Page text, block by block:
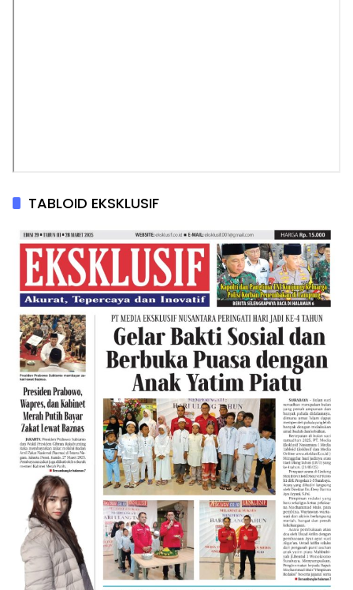
TABLOID EKSKLUSIF